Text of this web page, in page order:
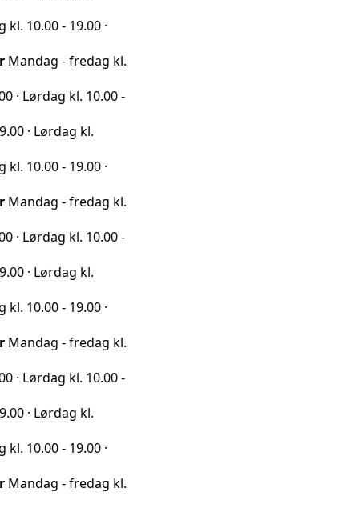
- 19.00 ·
- fredag kl.
kl. 10.00 -
kl.
- 19.00 ·
- fredag kl.
kl. 10.00 -
kl.
- 19.00 ·
- fredag kl.
kl. 10.00 -
kl.
- 19.00 ·
- fredag kl.